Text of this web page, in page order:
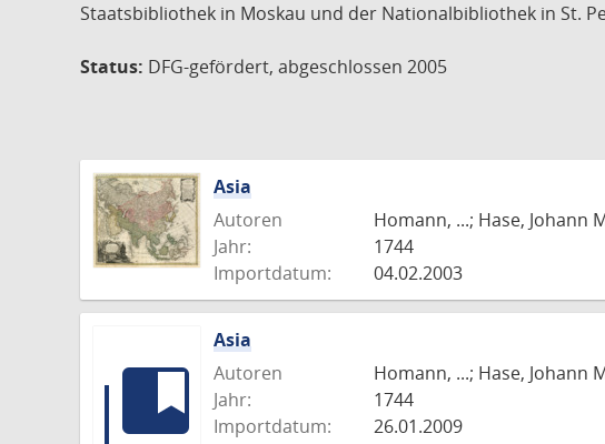
Staatsbibliothek in Moskau und der Nationalbibliothek in St.
Status: DFG-gefördert, abgeschlossen 2005
Asia
Autoren
Homann, ...; Hase, Johann
Jahr:
1744
Importdatum:
04.02.2003
Asia
Autoren
Homann, ...; Hase, Johann
Jahr:
1744
Importdatum:
26.01.2009